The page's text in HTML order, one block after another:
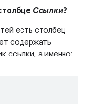
Ссылки?
есть столбец
содержать
ссылки, а именно: